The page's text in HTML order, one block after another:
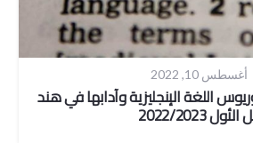
أغسطس 10, 2022
اللغة الإنجليزية وآدابها في هند
2022/2023